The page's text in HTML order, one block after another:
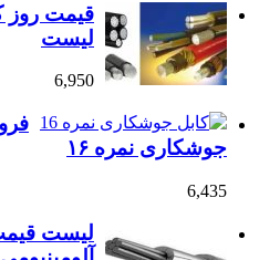
قیمت روز
لیست
6,950
جوشکاری نمره ۱۶
6,435
لیست